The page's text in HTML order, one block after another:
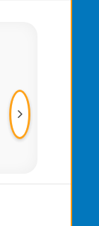
Eccellente
Ottimo Venditore.
CL123CJ